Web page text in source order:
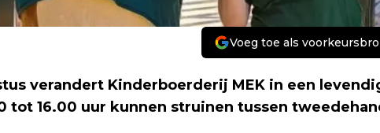
Voeg toe als
verandert Kinderboerderij MEK in een
tot 16.00 uur kunnen struinen tussen